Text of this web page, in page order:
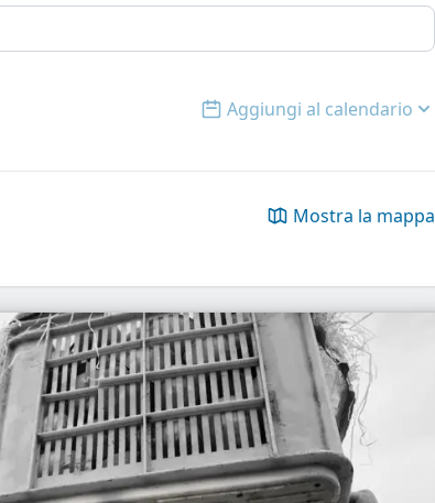
Open options
Aggiungi al calendario
Mostra la mappa